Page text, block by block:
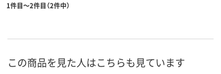
1件目～2件目（2件中）
この商品を見た人はこちらも見ています